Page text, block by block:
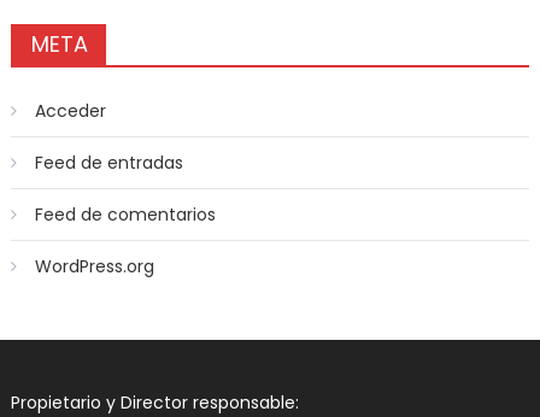
META
Acceder
Feed de entradas
Feed de comentarios
WordPress.org
Propietario y Director responsable: